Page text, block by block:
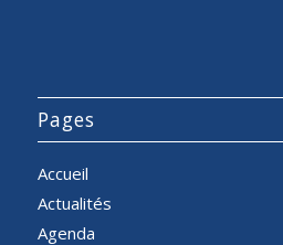
Pages
Accueil
Actualités
Agenda